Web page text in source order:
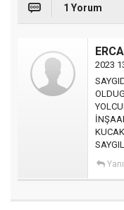
1 Yorum
2023